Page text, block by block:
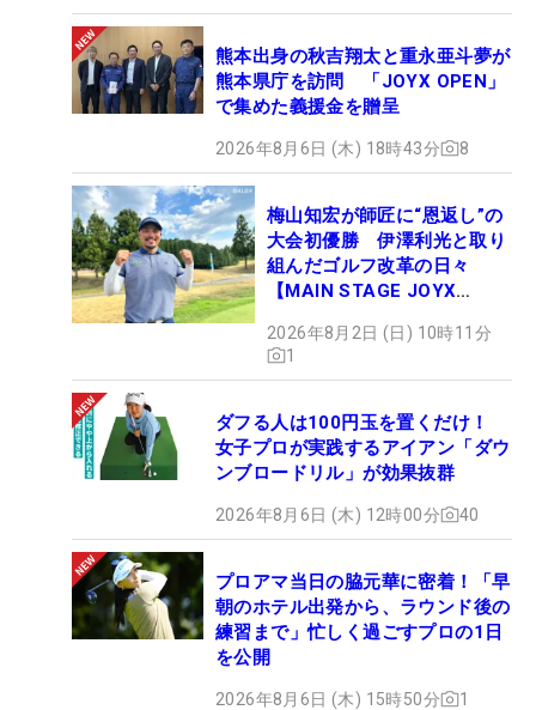
熊本出身の秋吉翔太と重永亜斗夢が
熊本県庁を訪問 「JOYX OPEN」
で集めた義援金を贈呈
2026年8月6日 (木) 18時43分 8
梅山知宏が師匠に“恩返し”の
大会初優勝 伊澤利光と取り
組んだゴルフ改革の日々
【MAIN STAGE JOYX
2026年8月2日 (日) 10時11分
1
ダフる人は100円玉を置くだけ！
女子プロが実践するアイアン「ダウ
ンブロードリル」が効果抜群
2026年8月6日 (木) 12時00分 40
プロアマ当日の脇元華に密着！「早
朝のホテル出発から、ラウンド後の
練習まで」忙しく過ごすプロの1日
を公開
2026年8月6日 (木) 15時50分 1